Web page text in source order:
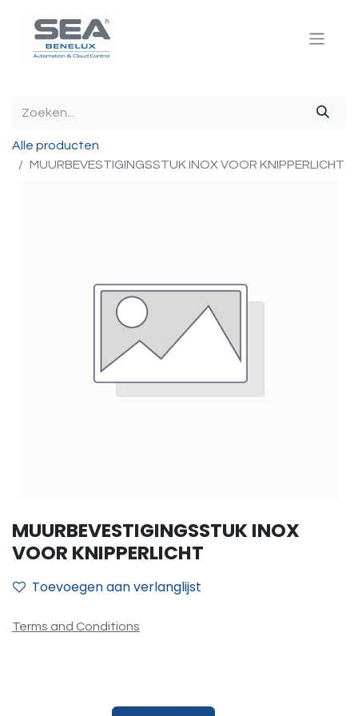
Alle producten
MUURBEVESTIGINGSSTUK INOX VOOR KNIPPERLICHT
MUURBEVESTIGINGSSTUK INOX
VOOR KNIPPERLICHT
Toevoegen aan verlanglijst
Terms and Conditions